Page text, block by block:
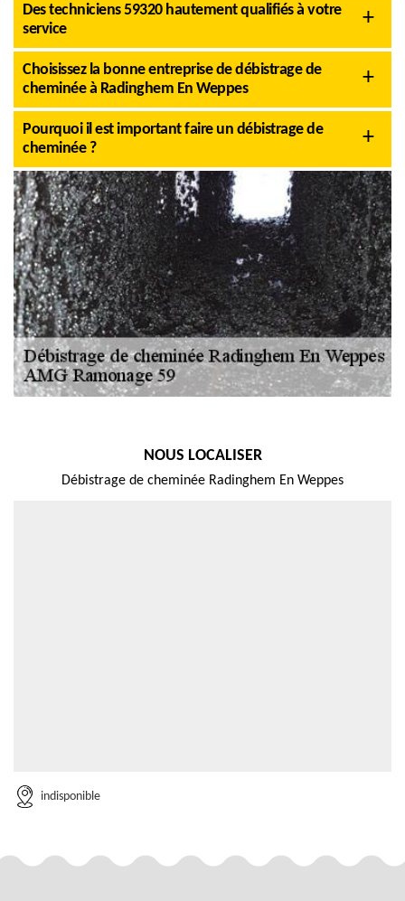
Des techniciens 59320 hautement qualifiés à votre
service
Choisissez la bonne entreprise de débistrage de
cheminée à Radinghem En Weppes
Pourquoi il est important faire un débistrage de
cheminée ?
NOUS LOCALISER
Débistrage de cheminée Radinghem En Weppes
indisponible